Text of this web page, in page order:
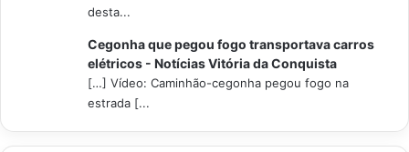
desta...
Cegonha que pegou fogo transportava carros
elétricos - Notícias Vitória da Conquista
[…] Vídeo: Caminhão-cegonha pegou fogo na
estrada [...